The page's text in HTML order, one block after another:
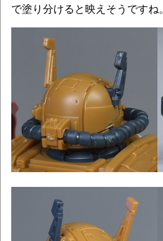
で塗り分けると映えそうですね。